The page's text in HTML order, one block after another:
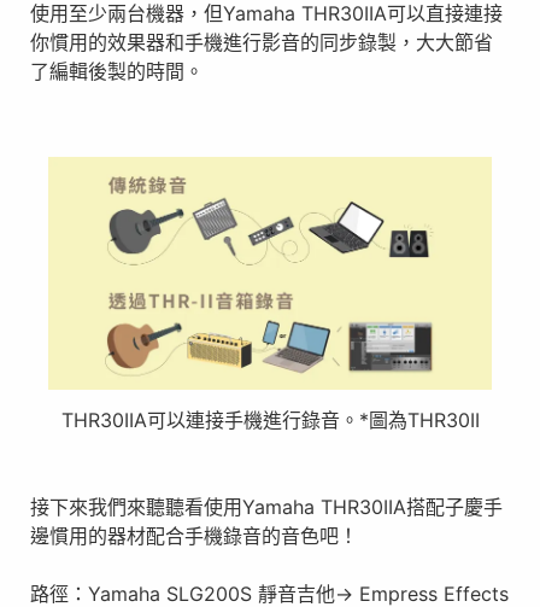
使用至少兩台機器，但Yamaha THR30IIA可以直接連接
你慣用的效果器和手機進行影音的同步錄製，大大節省
了編輯後製的時間。
THR30IIA可以連接手機進行錄音。*圖為THR30II
接下來我們來聽聽看使用Yamaha THR30IIA搭配子慶手
邊慣用的器材配合手機錄音的音色吧！
路徑：Yamaha SLG200S 靜音吉他→ Empress Effects